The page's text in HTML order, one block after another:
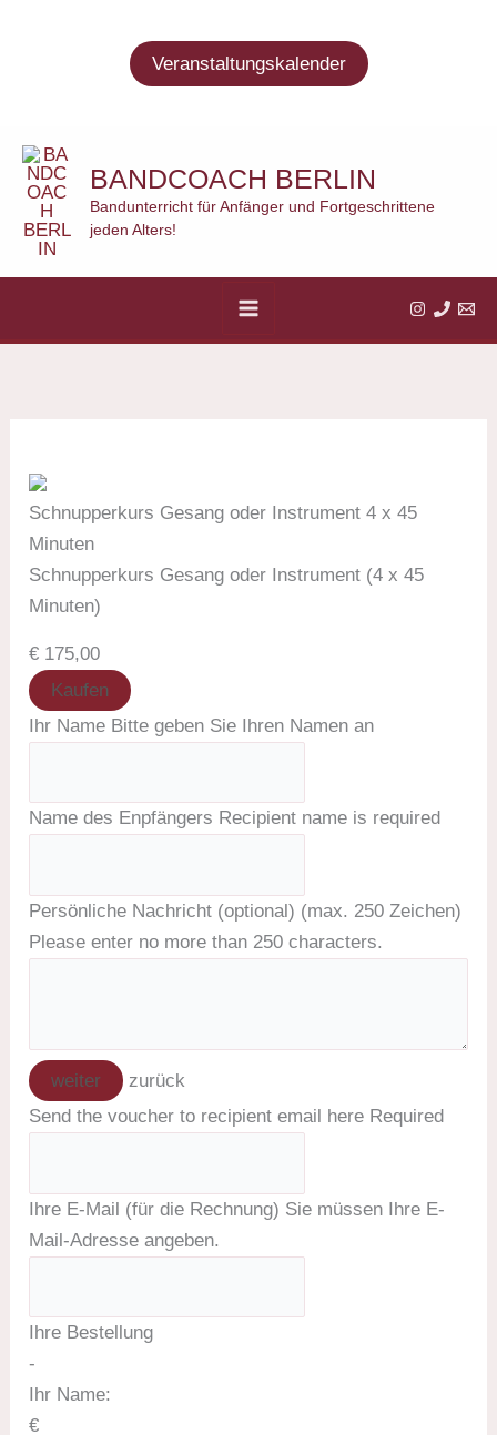
Veranstaltungskalender
BANDCOACH BERLIN
Bandunterricht für Anfänger und Fortgeschrittene
jeden Alters!
Schnupperkurs Gesang oder Instrument 4 x 45
Minuten
Schnupperkurs Gesang oder Instrument (4 x 45
Minuten)
€ 175,00
Kaufen
Ihr Name Bitte geben Sie Ihren Namen an
Name des Enpfängers Recipient name is required
Persönliche Nachricht (optional) (max. 250 Zeichen)
Please enter no more than 250 characters.
weiter
zurück
Send the voucher to recipient email here Required
Ihre E-Mail (für die Rechnung) Sie müssen Ihre E-
Mail-Adresse angeben.
Ihre Bestellung
-
Ihr Name:
€